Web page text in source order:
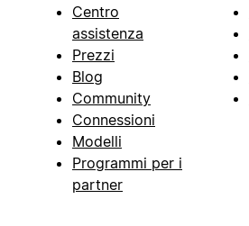
Centro
assistenza
Prezzi
Blog
Community
Connessioni
Modelli
Programmi per i
partner